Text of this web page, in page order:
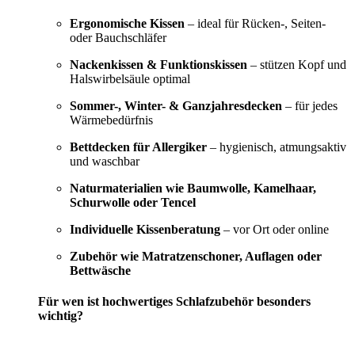
Ergonomische Kissen – ideal für Rücken-, Seiten-
oder Bauchschläfer
Nackenkissen & Funktionskissen – stützen Kopf und
Halswirbelsäule optimal
Sommer-, Winter- & Ganzjahresdecken – für jedes
Wärmebedürfnis
Bettdecken für Allergiker – hygienisch, atmungsaktiv
und waschbar
Naturmaterialien wie Baumwolle, Kamelhaar,
Schurwolle oder Tencel
Individuelle Kissenberatung – vor Ort oder online
Zubehör wie Matratzenschoner, Auflagen oder
Bettwäsche
Für wen ist hochwertiges Schlafzubehör besonders
wichtig?